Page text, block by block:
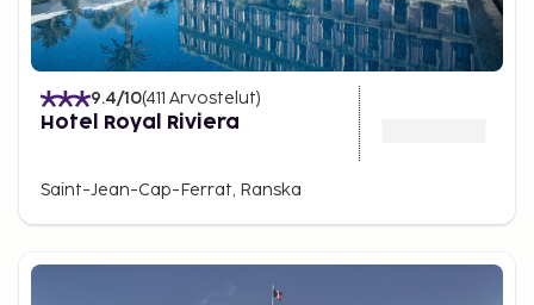
9.4/10(411 Arvostelut)
Hotel Royal Riviera
Saint-Jean-Cap-Ferrat, Ranska